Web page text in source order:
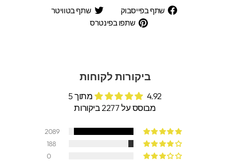
שתף בפייסבוק
שתף
בפייסבוק
שתף בטוויטר
שתפו בפינטרס
ביקורות לקוחות
4.92 מתוך 5
מבוסס על 2277 ביקורות
2089
188
0